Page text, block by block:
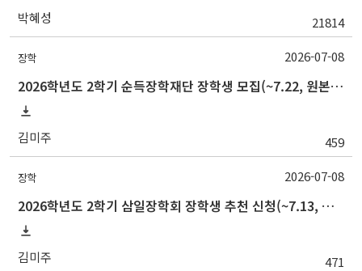
박혜성 21814
장학
2026학년도 2학기 순득장학재단 장학생 모집(~7.22, 원본제출)
김미주 459
2026-07-08
장학
2026학년도 2학기 삼일장학회 장학생 추천 신청(~7.13, 원본제출)
김미주 471
2026-07-08